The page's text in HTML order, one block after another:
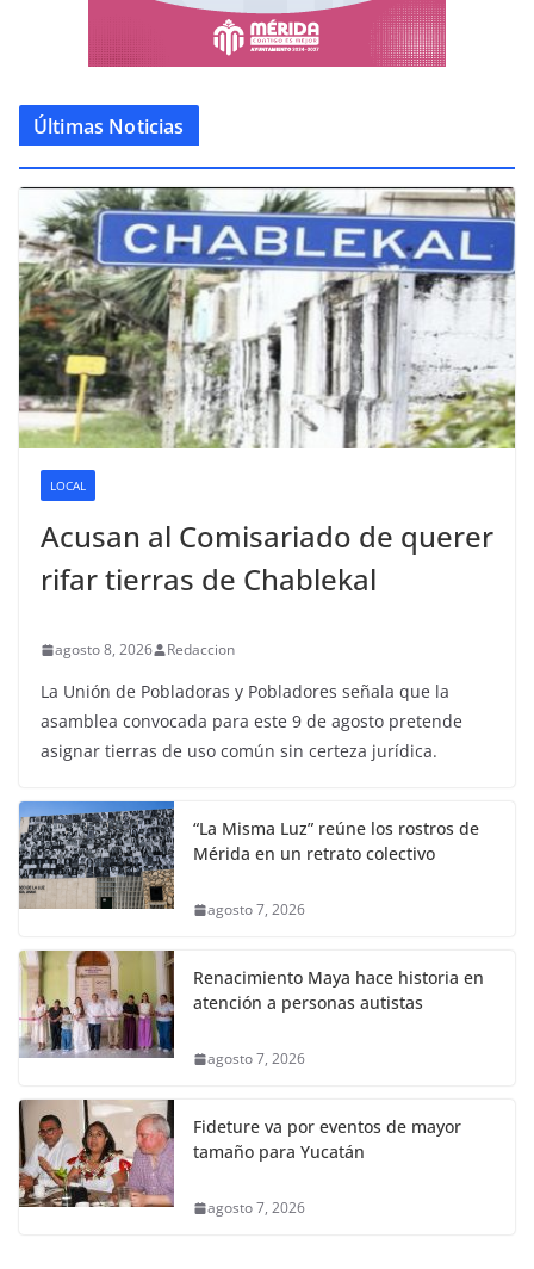
Últimas Noticias
LOCAL
Acusan al Comisariado de querer
rifar tierras de Chablekal
agosto 8, 2026 Redaccion
La Unión de Pobladoras y Pobladores señala que la
asamblea convocada para este 9 de agosto pretende
asignar tierras de uso común sin certeza jurídica.
“La Misma Luz” reúne los rostros de
Mérida en un retrato colectivo
agosto 7, 2026
Renacimiento Maya hace historia en
atención a personas autistas
agosto 7, 2026
Fideture va por eventos de mayor
tamaño para Yucatán
agosto 7, 2026